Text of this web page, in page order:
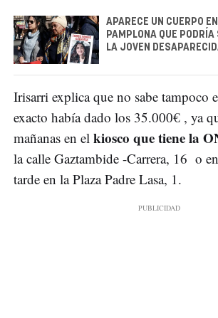
APARECE UN CUERPO
PAMPLONA QUE
LA JOVEN
Irisarri explica que no sabe tampoco
exacto había dado los 35.000€ , ya
mañanas en el kiosco que tiene la
la calle Gaztambide -Carrera, 16 o
tarde en la Plaza Padre Lasa, 1.